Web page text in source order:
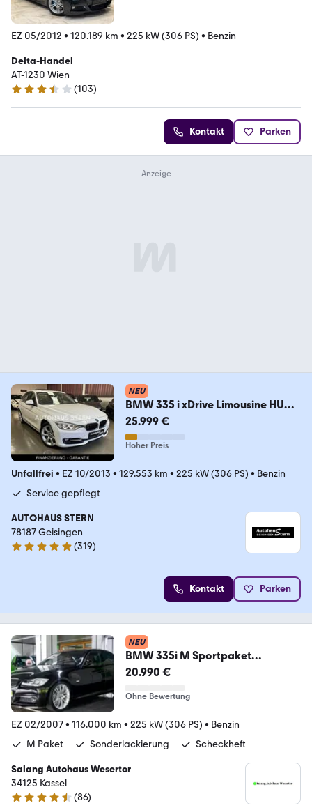
EZ 05/2012 • 120.189 km • 225 kW (306 PS) • Benzin
Delta-Handel
AT-1230 Wien
3.7 Sterne
(103)
Kontakt Parken
NEU
BMW 335 i xDrive Limousine HUD
Schiebedach Tempomat
25.999 €
Hoher Preis
Unfallfrei • EZ 10/2013 • 129.553 km • 225 kW (306 PS) • Benzin
Service gepflegt
AUTOHAUS STERN
78187 Geisingen
5 Sterne
(319)
Kontakt Parken
NEU
BMW 335i M Sportpaket
Individual|2Hd|Nur 116tkm|GSHD
20.990 €
Ohne Bewertung
EZ 02/2007• 116.000 km • 225 kW (306 PS) • Benzin
M Paket
Sonderlackierung Scheckheft
Salang Autohaus Wesertor
34125 Kassel
4.3 Sterne
(86)